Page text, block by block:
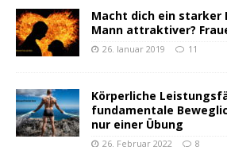
Macht dich ein starker
Mann attraktiver?
26. Januar 2019 11
Körperliche
fundamentale
nur einer Übung
26. Februar 2022 8